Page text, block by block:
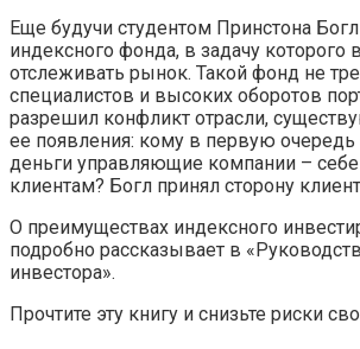
Еще будучи студентом Принстона
индексного фонда, в задачу которого
отслеживать рынок. Такой фонд не
специалистов и высоких оборотов
разрешил конфликт отрасли,
ее появления: кому в первую
деньги управляющие компании –
клиентам? Богл принял сторону
О преимуществах индексного
подробно рассказывает в
инвестора».
Прочтите эту книгу и снизьте риски